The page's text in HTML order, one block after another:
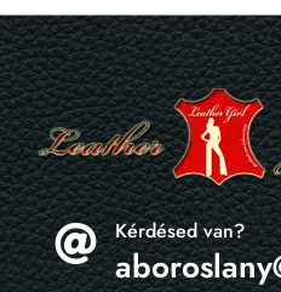
 Kérdésed van?